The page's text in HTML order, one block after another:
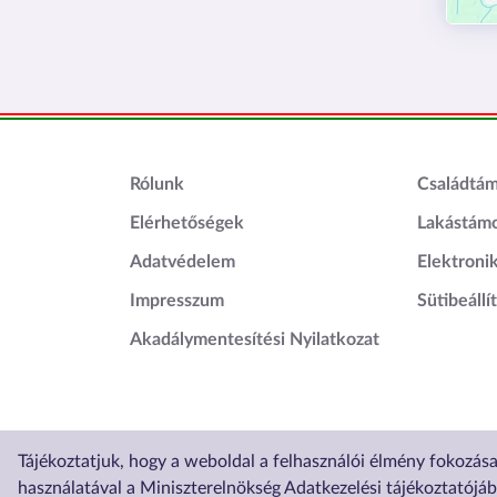
Tájékoztatjuk, hogy a weboldal a felhasználói élmény
használatával a Miniszterelnökség Adatkezelési
Lábléc1
Rólunk
Elérhetőségek
Adatvédelem
Impresszum
Akadálymentesítési Nyilatkozat